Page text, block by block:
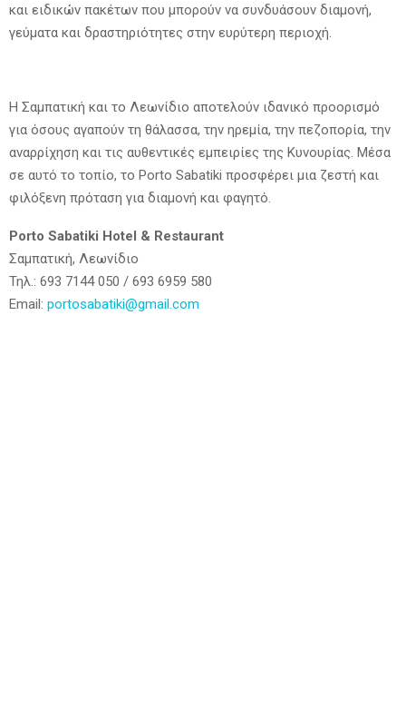
και ειδικών πακέτων που μπορούν να συνδυάσουν διαμονή,
γεύματα και δραστηριότητες στην ευρύτερη περιοχή.
Η Σαμπατική και το Λεωνίδιο αποτελούν ιδανικό προορισμό
για όσους αγαπούν τη θάλασσα, την ηρεμία, την πεζοπορία, την
αναρρίχηση και τις αυθεντικές εμπειρίες της Κυνουρίας. Μέσα
σε αυτό το τοπίο, το Porto Sabatiki προσφέρει μια ζεστή και
φιλόξενη πρόταση για διαμονή και φαγητό.
Porto Sabatiki Hotel & Restaurant
Σαμπατική, Λεωνίδιο
Τηλ.: 693 7144 050 / 693 6959 580
Email: portosabatiki@gmail.com